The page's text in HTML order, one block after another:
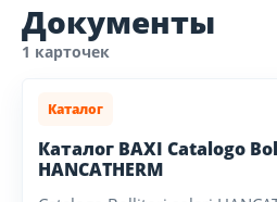
Документы
1 карточек
Каталог
Каталог BAXI Catalogo
HANCATHERM